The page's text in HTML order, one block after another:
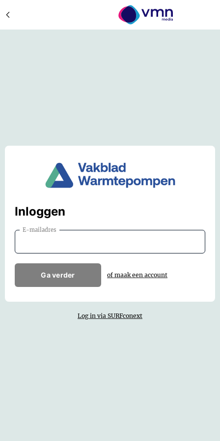
Inloggen
E-mailadres
Ga verder of maak een account
Log in via SURFconext